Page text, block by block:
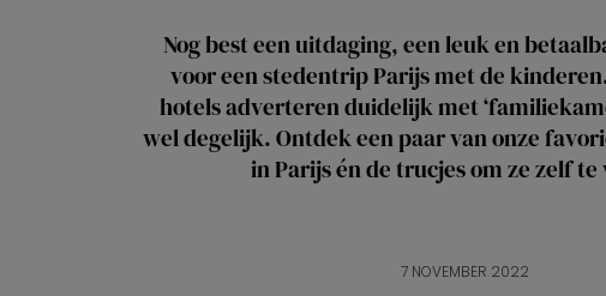
Nog best een uitdaging, een leuk en
voor een stedentrip Parijs met de
hotels adverteren duidelijk met
wel degelijk. Ontdek een paar van onze
in Parijs én de trucjes om ze zelf
7 NOVEMBER 2022